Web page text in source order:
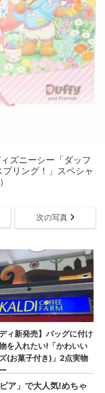
ズニーシー「ダッフ
リング！」スペシャ
次の写真